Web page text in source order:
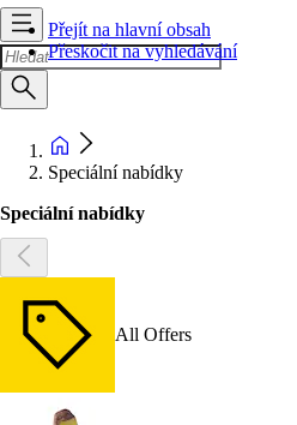
Přejít na hlavní obsah
Přeskočit na vyhledávání
Speciální nabídky
Speciální nabídky
All Offers